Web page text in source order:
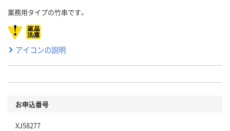
業務用タイプの竹串です。
アイコンの説明
お申込番号
XJ58277